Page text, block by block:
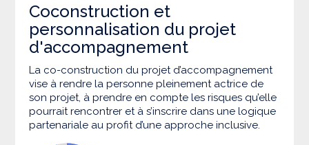
Coconstruction et
personnalisation du projet
d'accompagnement
La co-construction du projet d’accompagnement
vise à rendre la personne pleinement actrice de
son projet, à prendre en compte les risques qu’elle
pourrait rencontrer et à s’inscrire dans une logique
partenariale au profit d’une approche inclusive.